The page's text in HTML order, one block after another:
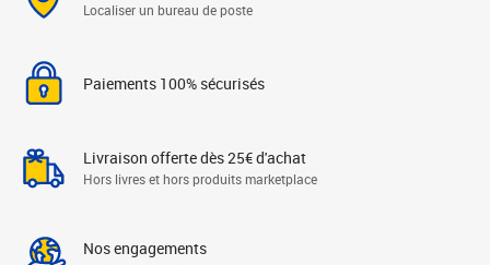
Localiser un bureau de poste
Paiements 100% sécurisés
Livraison offerte dès 25€ d'achat
Hors livres et hors produits marketplace
Nos engagements